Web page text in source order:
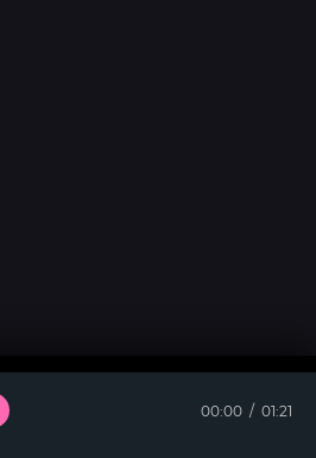
00:00 01:21